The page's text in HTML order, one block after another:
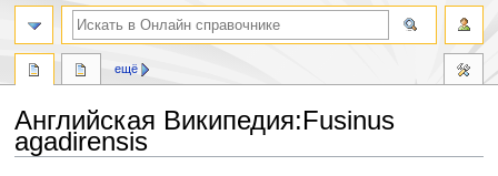
Английская Википедия:Fusinus
agadirensis
ещё